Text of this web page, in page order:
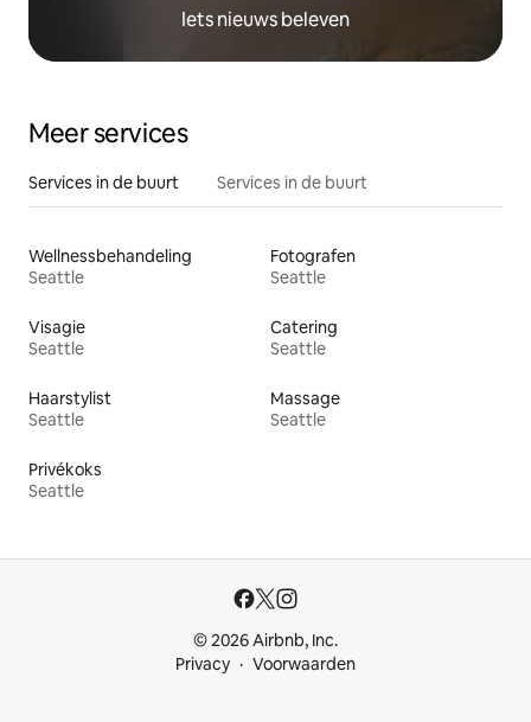
Iets nieuws beleven
Meer services
Services in de buurt Services in de buurt
Wellnessbehandeling
Seattle
Fotografen
Seattle
Visagie
Seattle
Catering
Seattle
Haarstylist
Seattle
Massage
Seattle
Privékoks
Seattle
© 2026 Airbnb, Inc.
Privacy
Voorwaarden